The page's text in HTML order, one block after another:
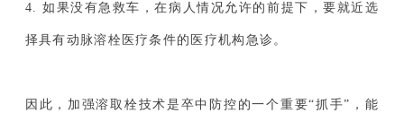
4. 如果没有急救车，在病人情况允许的前提下，要就近选
择具有动脉溶栓医疗条件的医疗机构急诊。
因此，加强溶取栓技术是卒中防控的一个重要“抓手”，能